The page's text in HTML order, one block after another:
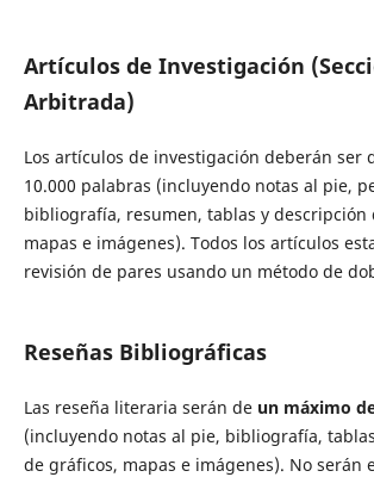
Artículos de Investigación
Arbitrada)
Los artículos de investigación deberán ser
10.000 palabras (incluyendo notas al pie,
bibliografía, resumen, tablas y descripción
mapas e imágenes). Todos los artículos
revisión de pares usando un método de
Reseñas Bibliográficas
Las reseña literaria serán de un máximo
(incluyendo notas al pie, bibliografía,
de gráficos, mapas e imágenes). No serán